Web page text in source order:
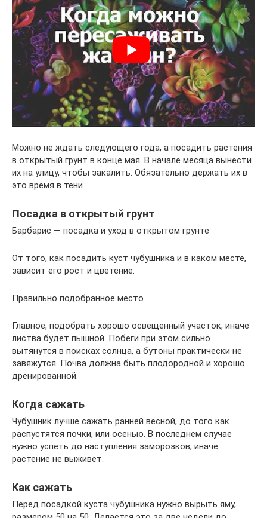
Можно не ждать следующего года, а посадить растения
в открытый грунт в конце мая. В начале месяца вынести
их на улицу, чтобы закалить. Обязательно держать их в
это время в тени.
Посадка в открытый грунт
Барбарис — посадка и уход в открытом грунте
От того, как посадить куст чубушника и в каком месте,
зависит его рост и цветение.
Правильно подобранное место
Главное, подобрать хорошо освещенный участок, иначе
листва будет пышной. Побеги при этом сильно
вытянутся в поисках солнца, а бутоны практически не
завяжутся. Почва должна быть плодородной и хорошо
дренированной.
Когда сажать
Чубушник лучше сажать ранней весной, до того как
распустятся почки, или осенью. В последнем случае
нужно успеть до наступления заморозков, иначе
растение не выживет.
Как сажать
Перед посадкой куста чубушника нужно вырыть яму,